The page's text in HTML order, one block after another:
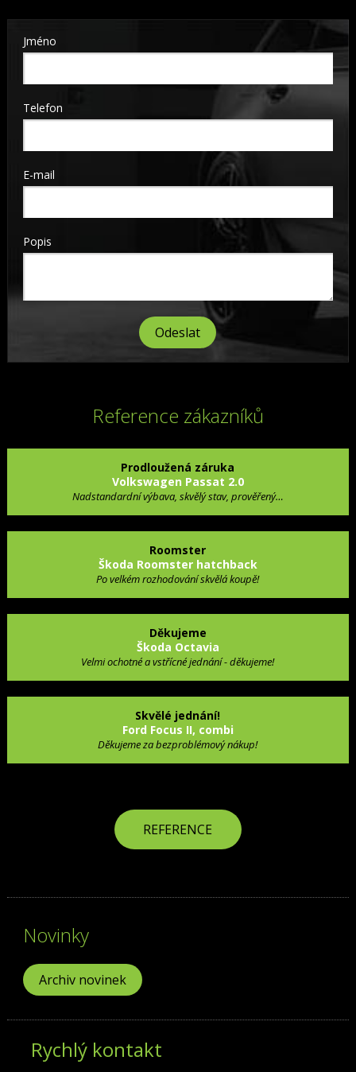
Jméno
Telefon
E-mail
Popis
Reference zákazníků
Prodloužená záruka
Volkswagen Passat 2.0
Nadstandardní výbava, skvělý stav, prověřený…
Roomster
Škoda Roomster hatchback
Po velkém rozhodování skvělá koupě!
Děkujeme
Škoda Octavia
Velmi ochotné a vstřícné jednání - děkujeme!
Skvělé jednání!
Ford Focus II, combi
Děkujeme za bezproblémový nákup!
REFERENCE
Novinky
Archiv novinek
Rychlý kontakt